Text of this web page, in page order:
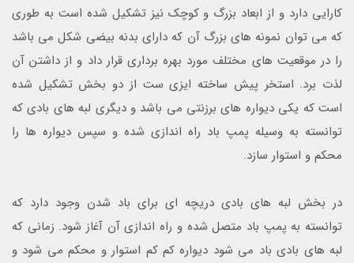
کارایی دارد و از ابعاد بزرگ و کوچک نیز تشکیل شده است به طوری
که می توان نمونه های بزرگ آن که دارای بدنه بیضی شکل می باشد
را در موقعیت های مختلف مورد بهره برداری قرار داد و از داشتن آن
لذت برد. استخر پیش ساخته ایزی ست از دو بخش تشکیل شده
است که یکی دیواره های برزنتی می باشد و دیگری لبه های بادی که
توانسته به وسیله پمپ باد راه اندازی شده و سپس دیواره ها را
محکم و استوار سازد.
در بخش لبه های بادی دریچه ای برای باد شدن وجود دارد که
توانسته به پمپ باد متصل شده و راه اندازی آن آغاز شود. زمانی که
لبه های بادی باد می شود دیواره کم کم استوار و محکم می شود و